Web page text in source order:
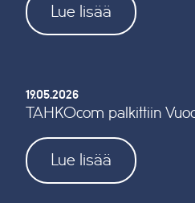
Lue lisää
19.05.2026
TAHKOcom palkittiin
Lue lisää